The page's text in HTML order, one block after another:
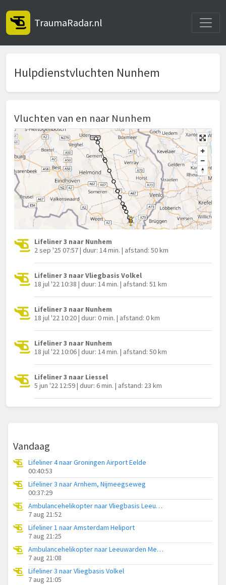
TraumaRadar.nl
Hulpdienstvluchten Nunhem
Vluchten van en naar Nunhem
Lifeliner 3 naar Nunhem
2 sep '25 07:57 | duur: 14 min. | afstand: 50 km
Lifeliner 3 naar Vliegbasis Volkel
18 jul '22 10:38 | duur: 14 min. | afstand: 51 km
Lifeliner 3 naar Nunhem
18 jul '22 10:20 | duur: 0 min. | afstand: 0 km
Lifeliner 3 naar Nunhem
18 jul '22 10:06 | duur: 14 min. | afstand: 50 km
Lifeliner 3 naar Liessel
5 jun '22 12:59 | duur: 6 min. | afstand: 23 km
Vandaag
Lifeliner 4 naar Groningen Airport Eelde
00:40:53
Lifeliner 3 naar Arnhem, Nijmeegseweg
00:37:29
Ambulancehelikopter naar Vliegbasis Leeuwarden
7 aug 21:52
Lifeliner 1 naar Amsterdam Heliport
7 aug 21:25
Ambulancehelikopter naar Leeuwarden Medical Center Heliport
7 aug 21:08
Lifeliner 3 naar Vliegbasis Volkel
7 aug 21:05